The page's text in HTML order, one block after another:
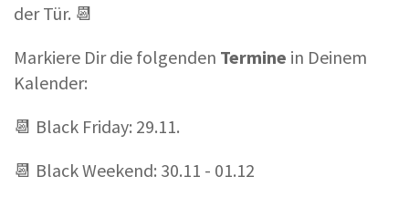
der Tür. 📆
Markiere Dir die folgenden Termine in Deinem
Kalender:
📆 Black Friday: 29.11.
📆 Black Weekend: 30.11 - 01.12